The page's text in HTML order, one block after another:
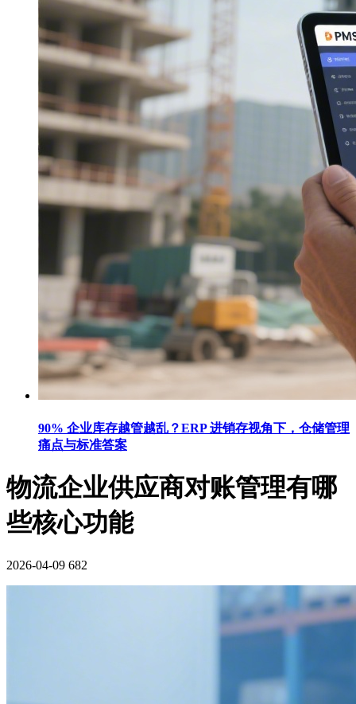
90% 企业库存越管越乱？ERP 进销存视角下，仓储管理
痛点与标准答案
物流企业供应商对账管理有哪
些核心功能
2026-04-09 682